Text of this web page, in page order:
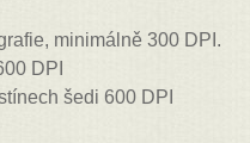
minimálně 300 DPI.
DPI
šedi 600 DPI